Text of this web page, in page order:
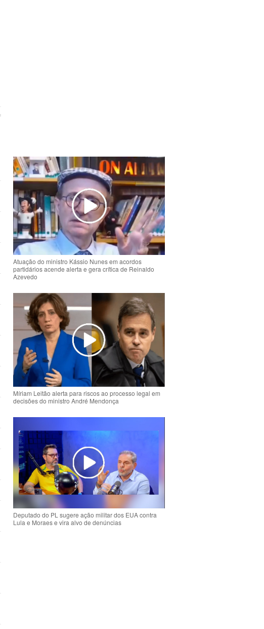
Atuação do ministro Kássio Nunes em acordos
partidários acende alerta e gera crítica de Reinaldo
Azevedo
Míriam Leitão alerta para riscos ao processo legal em
decisões do ministro André Mendonça
Deputado do PL sugere ação militar dos EUA contra
Lula e Moraes e vira alvo de denúncias